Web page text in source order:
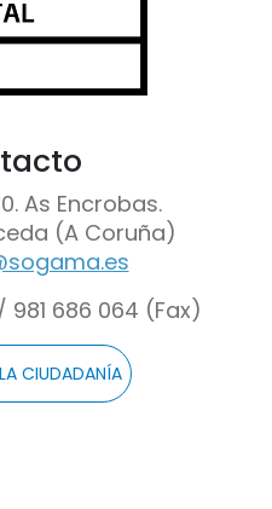
As Encrobas.
(A Coruña)
981 686 064 (Fax)
CIUDADANÍA